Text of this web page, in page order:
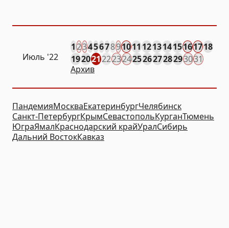
Июль '22
123456789101112131415161718
19202122232425262728293031
Архив
ПандемияМоскваЕкатеринбургЧелябинск
Санкт-ПетербургКрымСевастопольКурганТюмень
ЮграЯмалКраснодарский крайУралСибирь
Дальний ВостокКавказ